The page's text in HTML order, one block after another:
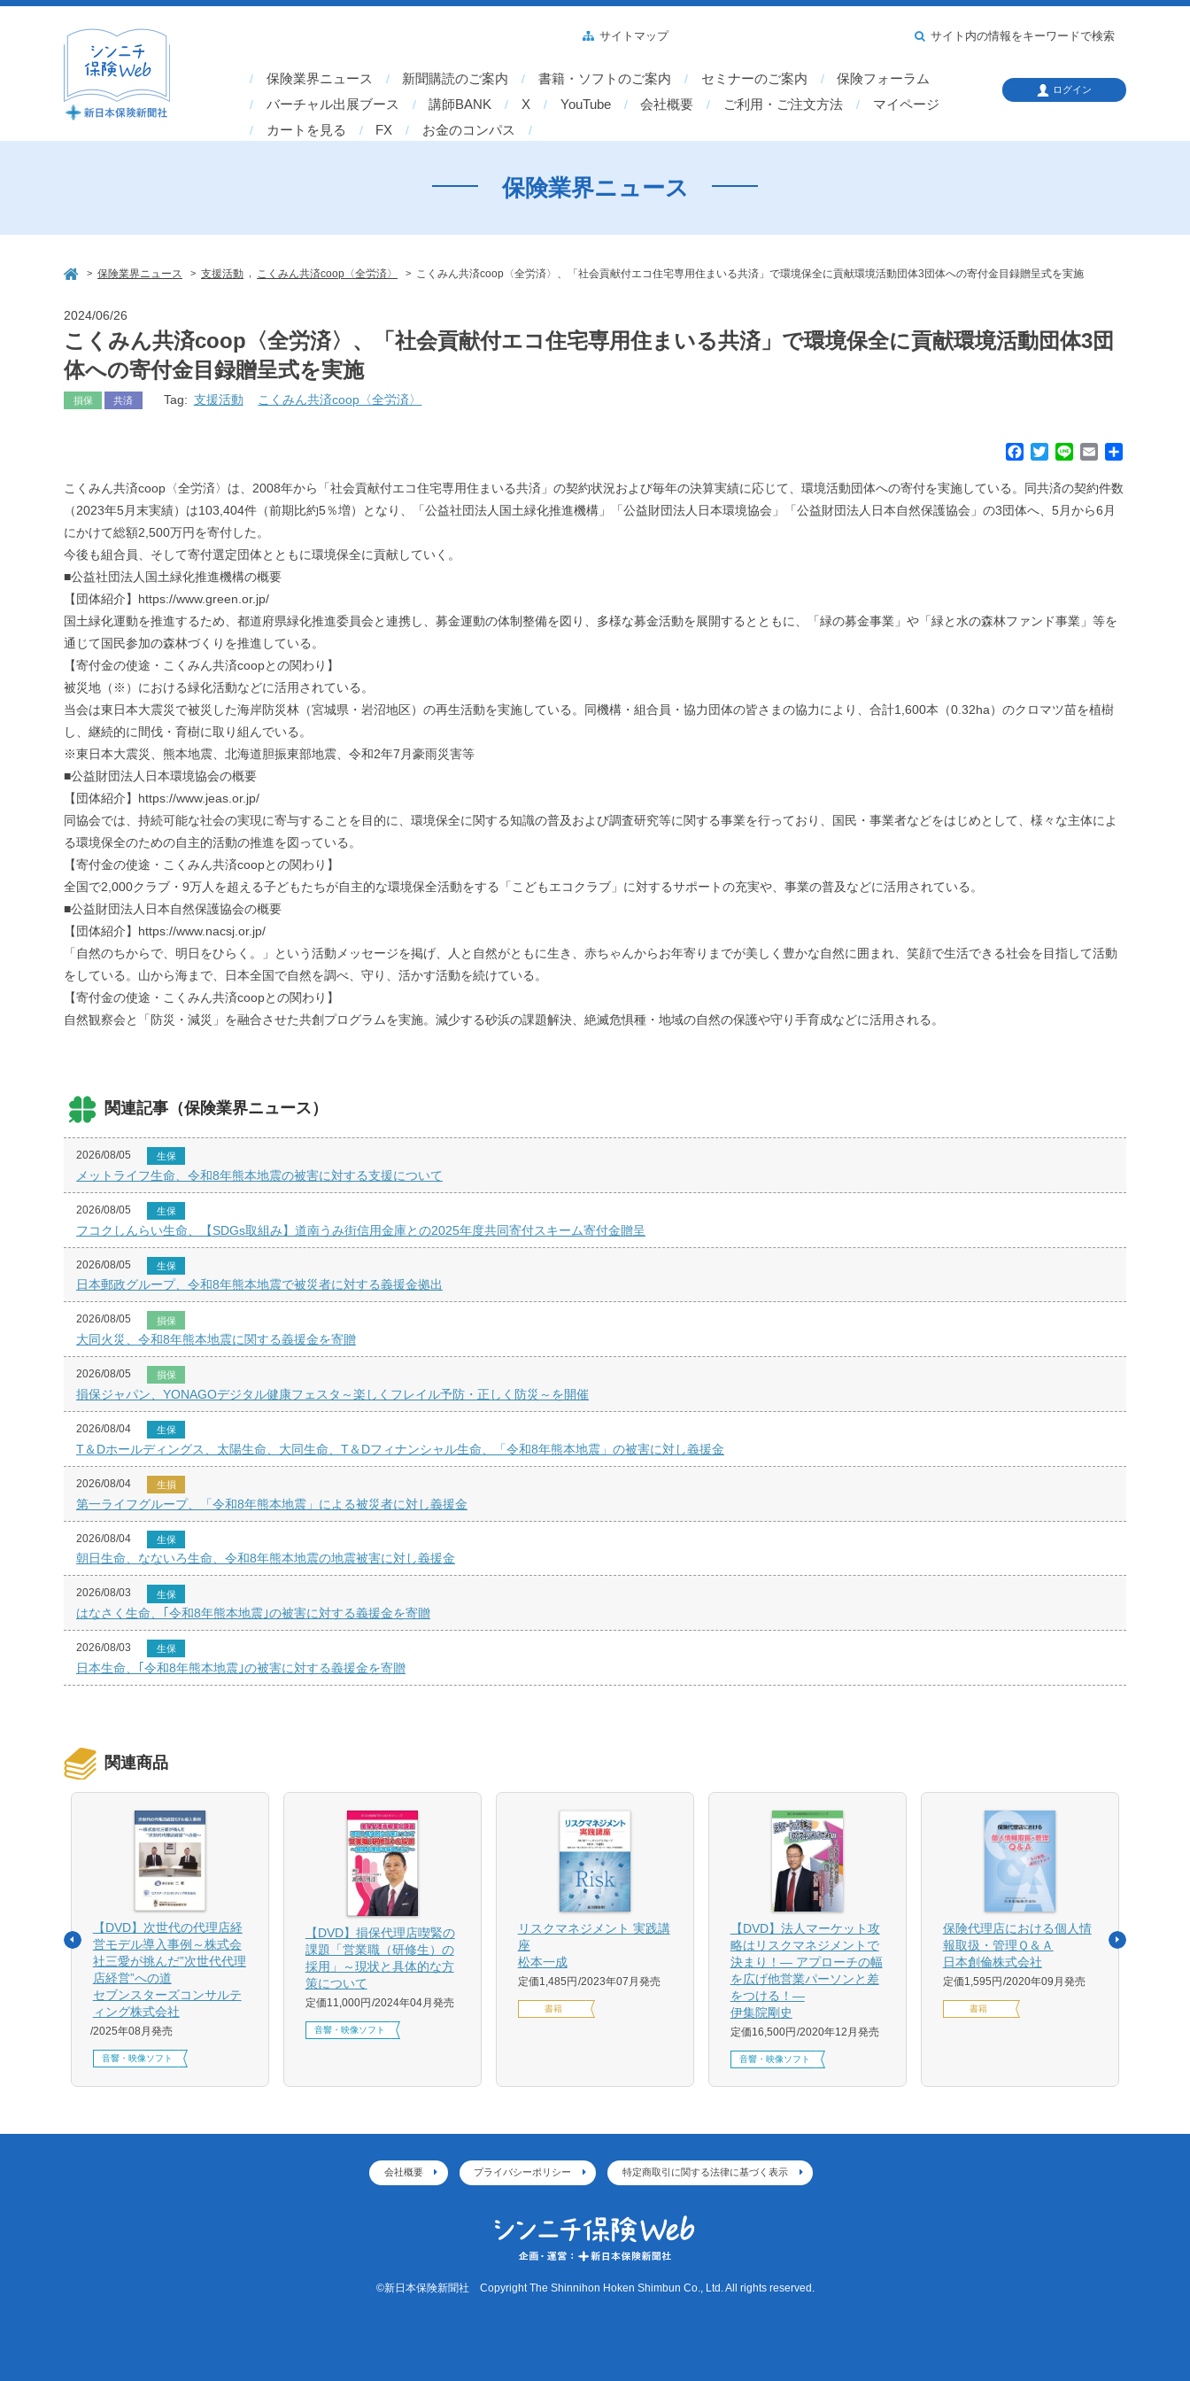
保険業界ニュース 新聞購読のご案内 書籍・ソフトのご案内 セミナーのご案内
保険フォーラム
バーチャル出展ブース
講師BANK X YouTube 会社概要 ご利用・ご注文方法
マイページ
カートを見る
FX お金のコンパス
サイトマップ サイト内の情報をキーワードで検索
ログイン
保険業界ニュース
> 保険業界ニュース > 支援活動 こくみん共済coop〈全労済〉 > こくみん共済coop〈全労済〉、「社会貢献付エコ住宅専用住まいる共済」で環境保全に貢献環境活動団体3団体への寄付金目録贈呈式を実施
2024/06/26
こくみん共済coop〈全労済〉、「社会貢献付エコ住宅専用住まいる共済」で環境保全に貢献環境活動団体3団
体への寄付金目録贈呈式を実施
損保 共済 Tag: 支援活動 こくみん共済coop〈全労済〉
c
e
i
n
e
a
i
こくみん共済coop〈全労済〉は、2008年から「社会貢献付エコ住宅専用住まいる共済」の契約状況および毎年の決算実績に応じて、環境活動団体への寄付を実施している。同共済の契約件数
（2023年5月末実績）は103,404件（前期比約5％増）となり、「公益社団法人国土緑化推進機構」「公益財団法人日本環境協会」「公益財団法人日本自然保護協会」の3団体へ、5月から6月
にかけて総額2,500万円を寄付した。
今後も組合員、そして寄付選定団体とともに環境保全に貢献していく。
■公益社団法人国土緑化推進機構の概要
【団体紹介】https://www.green.or.jp/
国土緑化運動を推進するため、都道府県緑化推進委員会と連携し、募金運動の体制整備を図り、多様な募金活動を展開するとともに、「緑の募金事業」や「緑と水の森林ファンド事業」等を
通じて国民参加の森林づくりを推進している。
【寄付金の使途・こくみん共済coopとの関わり】
被災地（※）における緑化活動などに活用されている。
当会は東日本大震災で被災した海岸防災林（宮城県・岩沼地区）の再生活動を実施している。同機構・組合員・協力団体の皆さまの協力により、合計1,600本（0.32ha）のクロマツ苗を植樹
し、継続的に間伐・育樹に取り組んでいる。
※東日本大震災、熊本地震、北海道胆振東部地震、令和2年7月豪雨災害等
■公益財団法人日本環境協会の概要
【団体紹介】https://www.jeas.or.jp/
同協会では、持続可能な社会の実現に寄与することを目的に、環境保全に関する知識の普及および調査研究等に関する事業を行っており、国民・事業者などをはじめとして、様々な主体によ
る環境保全のための自主的活動の推進を図っている。
【寄付金の使途・こくみん共済coopとの関わり】
全国で2,000クラブ・9万人を超える子どもたちが自主的な環境保全活動をする「こどもエコクラブ」に対するサポートの充実や、事業の普及などに活用されている。
■公益財団法人日本自然保護協会の概要
【団体紹介】https://www.nacsj.or.jp/
「自然のちからで、明日をひらく。」という活動メッセージを掲げ、人と自然がともに生き、赤ちゃんからお年寄りまでが美しく豊かな自然に囲まれ、笑顔で生活できる社会を目指して活動
をしている。山から海まで、日本全国で自然を調べ、守り、活かす活動を続けている。
【寄付金の使途・こくみん共済coopとの関わり】
自然観察会と「防災・減災」を融合させた共創プログラムを実施。減少する砂浜の課題解決、絶滅危惧種・地域の自然の保護や守り手育成などに活用される。
関連記事（保険業界ニュース）
2026/08/05 生保
メットライフ生命、令和8年熊本地震の被害に対する支援について
2026/08/05 生保
フコクしんらい生命、【SDGs取組み】道南うみ街信用金庫との2025年度共同寄付スキーム寄付金贈呈
2026/08/05 生保
日本郵政グループ、令和8年熊本地震で被災者に対する義援金拠出
2026/08/05 損保
大同火災、令和8年熊本地震に関する義援金を寄贈
2026/08/05 損保
損保ジャパン、YONAGOデジタル健康フェスタ～楽しくフレイル予防・正しく防災～を開催
2026/08/04 生保
T＆Dホールディングス、太陽生命、大同生命、T＆Dフィナンシャル生命、「令和8年熊本地震」の被害に対し義援金
2026/08/04 生損
第一ライフグループ、「令和8年熊本地震」による被災者に対し義援金
2026/08/04 生保
朝日生命、なないろ生命、令和8年熊本地震の地震被害に対し義援金
2026/08/03 生保
はなさく生命、｢令和8年熊本地震｣の被害に対する義援金を寄贈
2026/08/03 生保
日本生命、｢令和8年熊本地震｣の被害に対する義援金を寄贈
関連商品
【DVD】次世代の代理店経
営モデル導入事例～株式会
社三愛が挑んだ”次世代代理
店経営”への道
セブンスターズコンサルテ
ィング株式会社
2025年08月発売
音響・映像ソフト
【DVD】損保代理店喫緊の
課題「営業職（研修生）の
採用」～現状と具体的な方
策について
定価11,000円 2024年04月発売
音響・映像ソフト
リスクマネジメント 実践講
座
松本一成
定価1,485円 2023年07月発売
書籍
【DVD】法人マーケット攻
略はリスクマネジメントで
決まり！― アプローチの幅
を広げ他営業パーソンと差
をつける！―
伊集院剛史
定価16,500円 2020年12月発売
音響・映像ソフト
保険代理店における個人情
報取扱・管理Ｑ＆Ａ
日本創倫株式会社
定価1,595円 2020年09月発売
書籍
会社概要 プライバシーポリシー 特定商取引に関する法律に基づく表示
©新日本保険新聞社 Copyright The Shinnihon Hoken Shimbun Co., Ltd. All rights reserved.